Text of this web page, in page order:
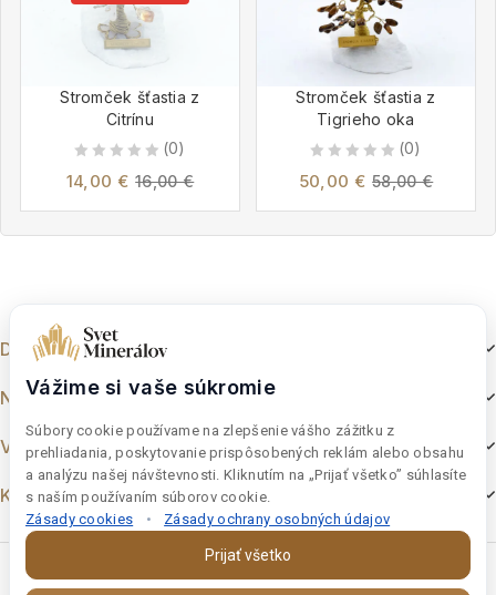
Stromček šťastia z
Citrínu
(0)
14,00 € 16,00€
Stromček šťastia z
Tigrieho oka
(0)
50,00 € 58,00€
Dokumenty
Nakupovanie
Výber z e-shopu
Kontakt
Vážime si vaše súkromie
Súbory cookie používame na zlepšenie vášho zážitku z
prehliadania, poskytovanie prispôsobených reklám alebo obsahu
a analýzu našej návštevnosti. Kliknutím na „Prijať všetko” súhlasíte
s naším používaním súborov cookie.
Zásady cookies
• Zásady ochrany osobných údajov
Prijať všetko